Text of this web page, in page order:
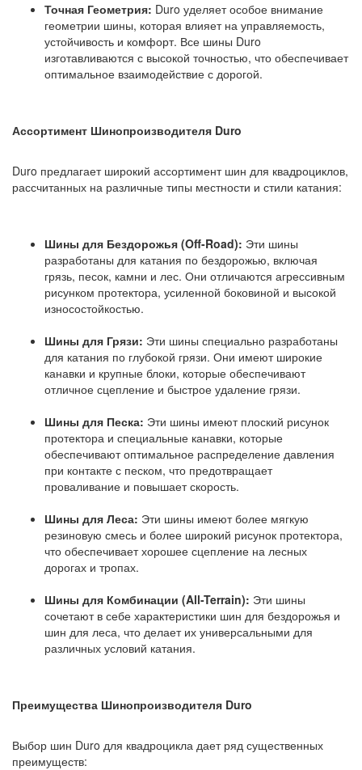
Точная Геометрия: Duro уделяет особое внимание
геометрии шины, которая влияет на управляемость,
устойчивость и комфорт. Все шины Duro
изготавливаются с высокой точностью, что обеспечивает
оптимальное взаимодействие с дорогой.
Ассортимент Шинопроизводителя Duro
Duro предлагает широкий ассортимент шин для квадроциклов,
рассчитанных на различные типы местности и стили катания:
Шины для Бездорожья (Off-Road): Эти шины
разработаны для катания по бездорожью, включая
грязь, песок, камни и лес. Они отличаются агрессивным
рисунком протектора, усиленной боковиной и высокой
износостойкостью.
Шины для Грязи: Эти шины специально разработаны
для катания по глубокой грязи. Они имеют широкие
канавки и крупные блоки, которые обеспечивают
отличное сцепление и быстрое удаление грязи.
Шины для Песка: Эти шины имеют плоский рисунок
протектора и специальные канавки, которые
обеспечивают оптимальное распределение давления
при контакте с песком, что предотвращает
проваливание и повышает скорость.
Шины для Леса: Эти шины имеют более мягкую
резиновую смесь и более широкий рисунок протектора,
что обеспечивает хорошее сцепление на лесных
дорогах и тропах.
Шины для Комбинации (All-Terrain): Эти шины
сочетают в себе характеристики шин для бездорожья и
шин для леса, что делает их универсальными для
различных условий катания.
Преимущества Шинопроизводителя Duro
Выбор шин Duro для квадроцикла дает ряд существенных
преимуществ: